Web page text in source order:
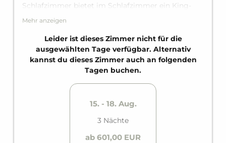
Schlafzimmer bietet im Schlafzimmer ein King-
Size-Doppelbett und im Wohnbereich eine
bequeme Schlafcouch für zwei weitere Personen.
Inklusive eigenem Bad mit Dusche, voll
ausgestatteter Küche und privatem Balkon bietet
es bequem Platz für bis zu sechs Personen.
Mehr anzeigen
Leider ist dieses Zimmer nicht für die
ausgewählten Tage verfügbar. Alternativ
kannst du dieses Zimmer auch an folgenden
Tagen buchen.
15. - 18. Aug.
3 Nächte
ab 601,00 EUR